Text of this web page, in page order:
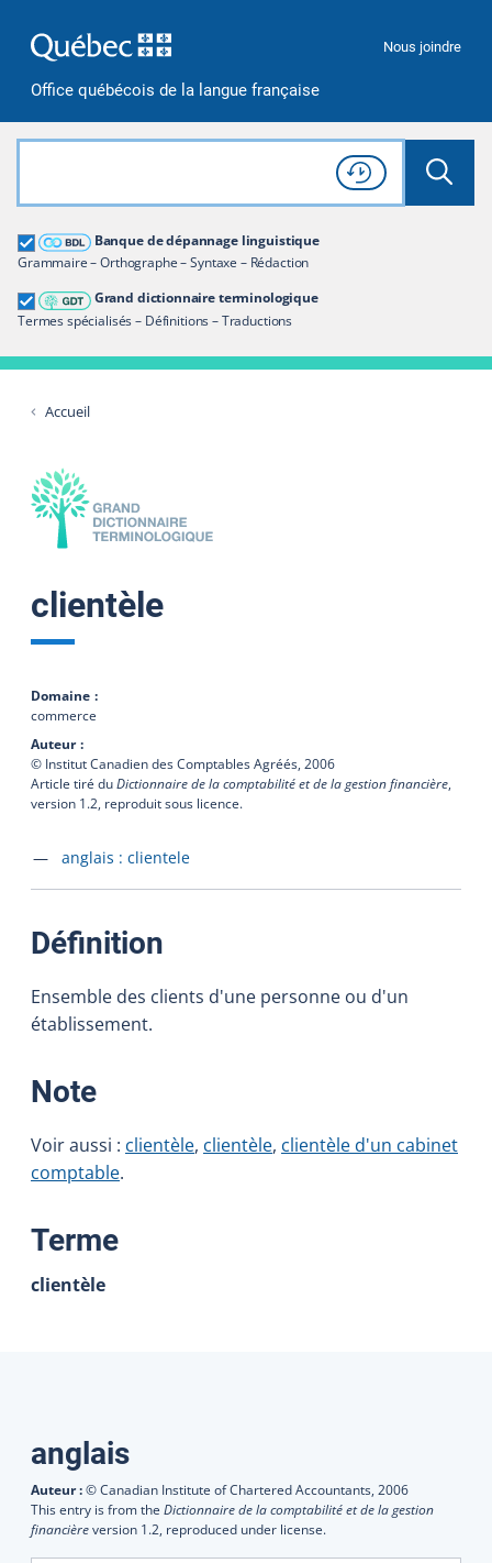
Office québécois de la langue française
Nous joindre
Rechercher dans tout le site
Lancer
Consulter l'
Historique
de recherche
Banque de dépannage linguistique
Grammaire – Orthographe – Syntaxe – Rédaction
Grand dictionnaire terminologique
Termes spécialisés – Définitions – Traductions
Grand dictionnaire terminologique
Restreindre aux termes
Accueil
clientèle
Domaine
commerce
Auteur
© Institut Canadien des Comptables Agréés, 2006
Article tiré duDictionnaire de la comptabilité et de la gestion financière,
version 1.2, reproduit sous licence.
Accéder à la fiche en
anglais : clientele
Définition
Ensemble des clients d'une personne ou d'un
établissement.
Note:
Voir aussi : clientèle, clientèle, clientèle d'un cabinet
comptable.
Terme:
clientèle
Traductions
anglais
Auteur :© Canadian Institute of Chartered Accountants, 2006
This entry is from the Dictionnaire de la comptabilité et de la gestion
financièreversion 1.2, reproduced under license.